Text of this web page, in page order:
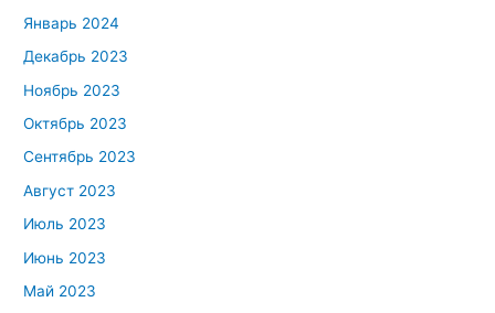
Январь 2024
Декабрь 2023
Ноябрь 2023
Октябрь 2023
Сентябрь 2023
Август 2023
Июль 2023
Июнь 2023
Май 2023